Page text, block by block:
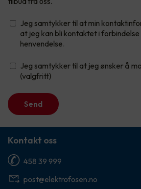
Jeg samtykker til at min
at jeg kan bli kontaktet i forbindelse
henvendelse.
Jeg samtykker til at jeg ønsker å
(valgfritt)
Send
Kontakt oss
458 39 999
post@elektrofosen.no